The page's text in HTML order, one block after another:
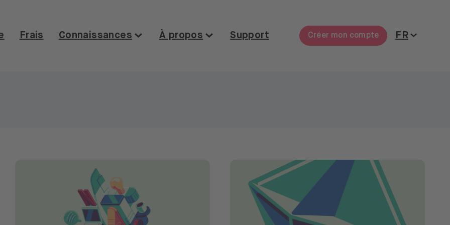
Frais Connaissances À propos Support Créer mon compte FR
Ouvrir le